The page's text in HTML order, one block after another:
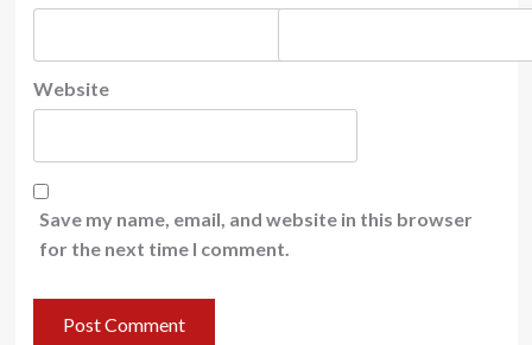
Website
Save my name, email, and website in this browser
for the next time I comment.